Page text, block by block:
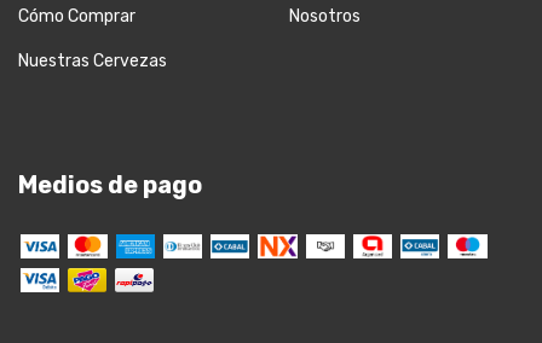
Cómo Comprar Nosotros
Nuestras Cervezas
Medios de pago